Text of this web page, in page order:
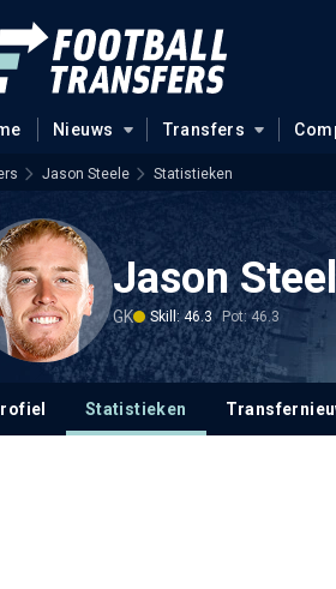
Nieuws Transfers
Jason Steele Statistieken
Jason
GK Skill: 46.3 Pot: 46.3
Statistieken